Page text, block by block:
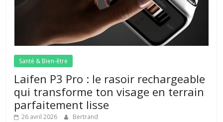
Santé & Bien-être
Laifen P3 Pro : le rasoir rechargeable
qui transforme ton visage en terrain
parfaitement lisse
26 avril 2026 Bertrand